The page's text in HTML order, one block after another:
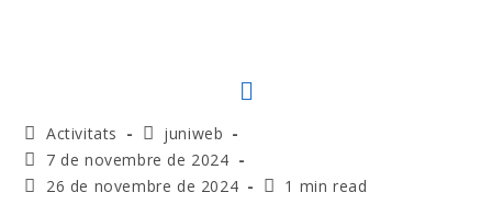
Activitats
juniweb
7 de novembre de 2024
26 de novembre de 2024
1 min read